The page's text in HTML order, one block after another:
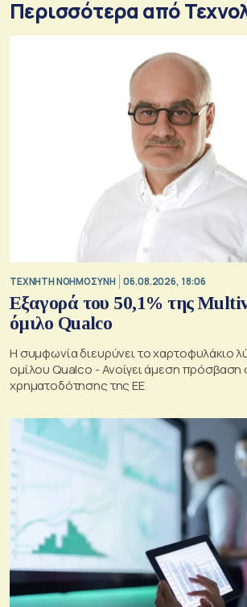
Περισσότερα από
TΕΧΝΗΤΗ ΝΟΗΜΟΣΥΝΗ 06.08.2026, 18:06
Εξαγορά του 50,1% της
όμιλο Qualco
Η συμφωνία διευρύνει το χαρτοφυλάκιο
ομίλου Qualco - Ανοίγει άμεση
χρηματοδότησης της ΕΕ